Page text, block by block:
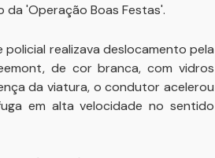
'Operação Boas Festas'.
realizava deslocamento pela
de cor branca, com vidros
da viatura, o condutor acelerou
em alta velocidade no sentido